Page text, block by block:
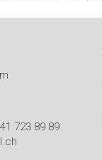
723 89 89